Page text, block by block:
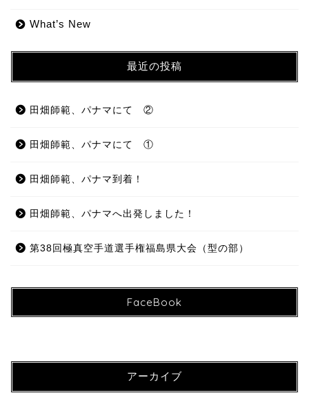
What’s New
最近の投稿
田畑師範、パナマにて ②
田畑師範、パナマにて ①
田畑師範、パナマ到着！
田畑師範、パナマへ出発しました！
第38回極真空手道選手権福島県大会（型の部）
FaceBook
アーカイブ